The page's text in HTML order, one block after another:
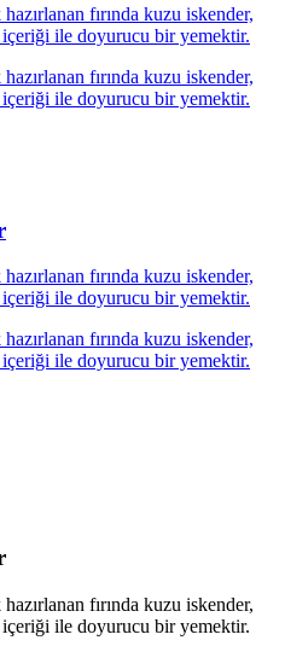
fırında kuzu iskender,
ile doyurucu bir yemektir.
fırında kuzu iskender,
ile doyurucu bir yemektir.
fırında kuzu iskender,
ile doyurucu bir yemektir.
fırında kuzu iskender,
ile doyurucu bir yemektir.
fırında kuzu iskender,
ile doyurucu bir yemektir.